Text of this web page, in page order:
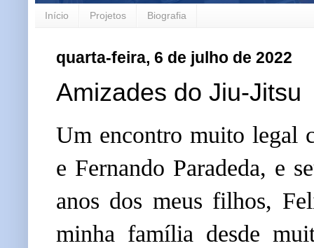
Início Projetos Biografia
quarta-feira, 6 de julho de 2022
Amizades do Jiu-Jitsu
Um encontro muito legal
e Fernando Paradeda, e
anos dos meus filhos,
minha família desde